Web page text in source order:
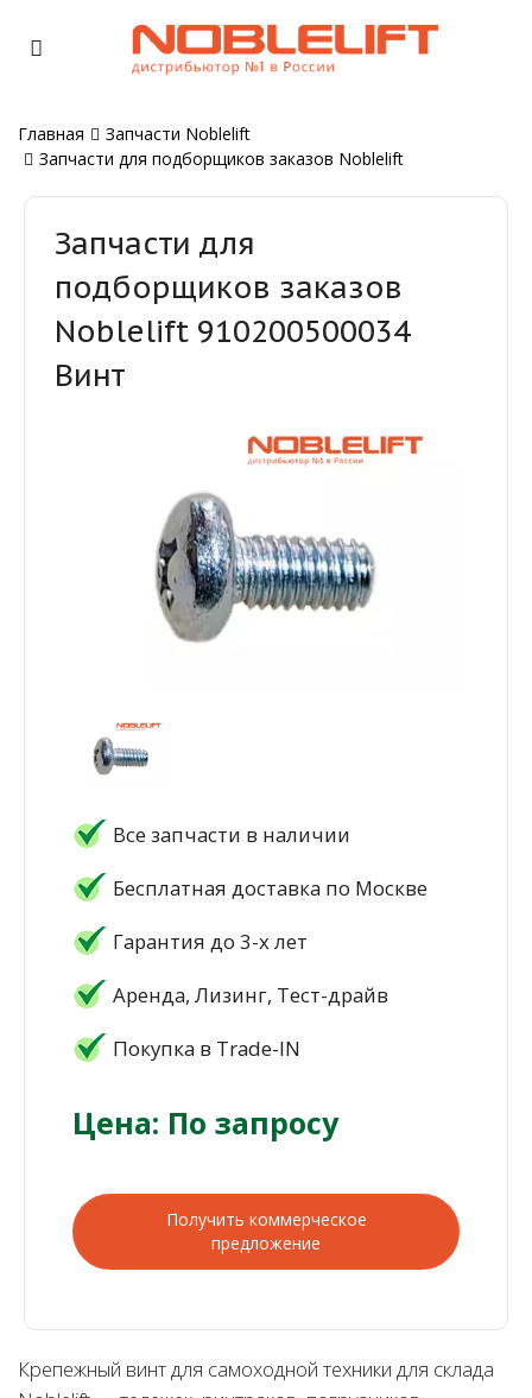
Главная
Запчасти Noblelift
Запчасти для подборщиков заказов Noblelift
Запчасти для
подборщиков заказов
Noblelift 910200500034
Винт
Все запчасти в наличии
Бесплатная доставка по Москве
Гарантия до 3-х лет
Аренда, Лизинг, Тест-драйв
Покупка в Trade-IN
Цена: По запросу
Получить коммерческое
предложение
Крепежный винт для самоходной техники для склада